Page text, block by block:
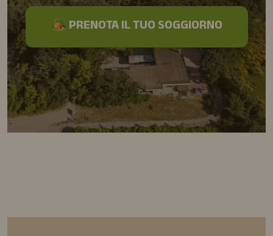
🏕️ PRENOTA IL TUO SOGGIORNO